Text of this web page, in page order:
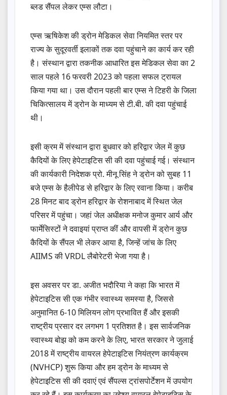
ब्लड सैंपल लेकर एम्स लौटा।
एम्स ऋषिकेश की ड्रोन मेडिकल सेवा नियमित स्तर पर
राज्य के सुदूरवर्ती इलाकों तक दवा पहुंचाने का कार्य कर रही
है। संस्थान द्वारा तकनीक आधारित इस मेडिकल सेवा का 2
साल पहले 16 फरवरी 2023 को पहला सफल ट्रायल
किया गया था। उस दौरान पहली बार एम्स ने टिहरी के जिला
चिकित्सालय में ड्रोन के माध्यम से टी.बी. की दवा पहुंचाई
थी।
इसी क्रम में संस्थान द्वारा बुधवार को हरिद्वार जेल में कुछ
कैदियों के लिए हेपेटाइटिस सी की दवा पहुंचाई गई। संस्थान
की कार्यकारी निदेशक प्रो. मीनू सिंह ने ड्रोन को सुबह 11
बजे एम्स के हैलीपेड से हरिद्वार के लिए रवाना किया। करीब
28 मिनट बाद ड्रोन हरिद्वार के रोशनाबाद में स्थित जेल
परिसर में पहुंचा। जहां जेल अधीक्षक मनोज कुमार आर्य और
फार्मेसिस्टों ने दवाइयां प्राप्त कीं और वापसी में ड्रोन कुछ
कैदियों के सैंपल भी लेकर आया है, जिन्हें जांच के लिए
AIIMS की VRDL लैबोरेटरी भेजा गया है।
इस अवसर पर डा. अजीत भदौरिया ने कहा कि भारत में
हेपेटाइटिस सी एक गंभीर स्वास्थ्य समस्या है, जिससे
अनुमानित 6-10 मिलियन लोग प्रभावित हैं और इसकी
राष्ट्रीय प्रसार दर लगभग 1 प्रतिशत है। इस सार्वजनिक
स्वास्थ्य बोझ को कम करने के लिए, भारत सरकार ने जुलाई
2018 में राष्ट्रीय वायरल हेपेटाइटिस नियंत्रण कार्यक्रम
(NVHCP) शुरू किया और हम ड्रोन के माध्यम से
हेपेटाइटिस सी की दवाएं एवं सैंपल्स ट्रांसपोर्टेशन में उपयोग